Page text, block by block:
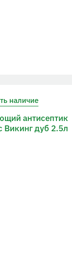
наличие
антисептик
Викинг дуб 2.5л